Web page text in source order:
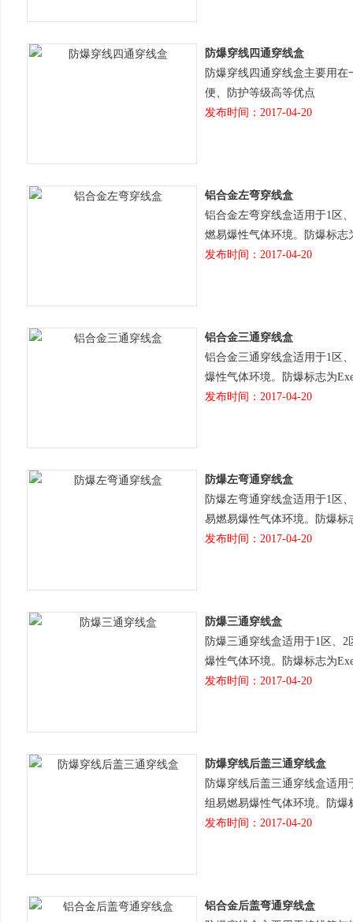
防爆穿线四通穿线盒
防爆穿线四通穿线盒主要用在
便、防护等级高等优点
发布时间：2017-04-20
铝合金左弯穿线盒
铝合金左弯穿线盒适用于1区
燃易爆性气体环境。防爆
发布时间：2017-04-20
铝合金三通穿线盒
铝合金三通穿线盒适用于1区
爆性气体环境。防爆标
发布时间：2017-04-20
防爆左弯通穿线盒
防爆左弯通穿线盒适用于1区
易燃易爆性气体环境。防
发布时间：2017-04-20
防爆三通穿线盒
防爆三通穿线盒适用于1区
爆性气体环境。防爆标
发布时间：2017-04-20
防爆穿线后盖三通穿线盒
防爆穿线后盖三通穿线盒适
组易燃易爆性气体环境。
发布时间：2017-04-20
铝合金后盖弯通穿线盒